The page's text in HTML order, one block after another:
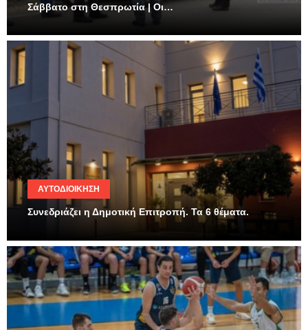
Σάββατο στη Θεσπρωτία | Οι…
ΑΥΤΟΔΙΟΊΚΗΣΗ
Συνεδριάζει η Δημοτική Επιτροπή. Τα 6 θέματα.